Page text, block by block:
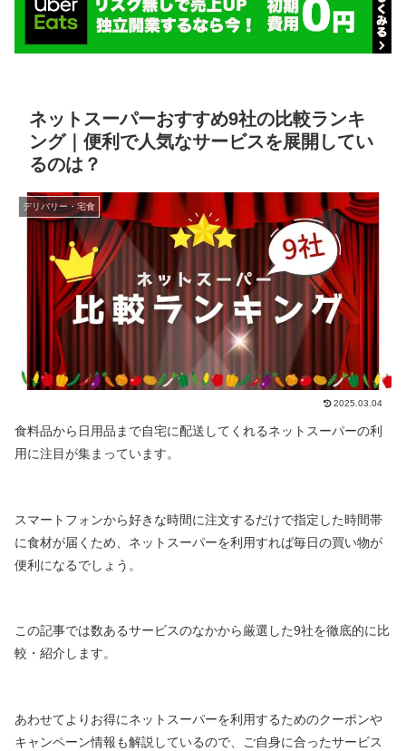
ネットスーパーおすすめ9社の比較ランキ
ング｜便利で人気なサービスを展開してい
るのは？
デリバリー・宅食
2025.03.04
食料品から日用品まで自宅に配送してくれるネットスーパーの利
用に注目が集まっています。
スマートフォンから好きな時間に注文するだけで指定した時間帯
に食材が届くため、ネットスーパーを利用すれば毎日の買い物が
便利になるでしょう。
この記事では数あるサービスのなかから厳選した9社を徹底的に比
較・紹介します。
あわせてよりお得にネットスーパーを利用するためのクーポンや
キャンペーン情報も解説しているので、ご自身に合ったサービス